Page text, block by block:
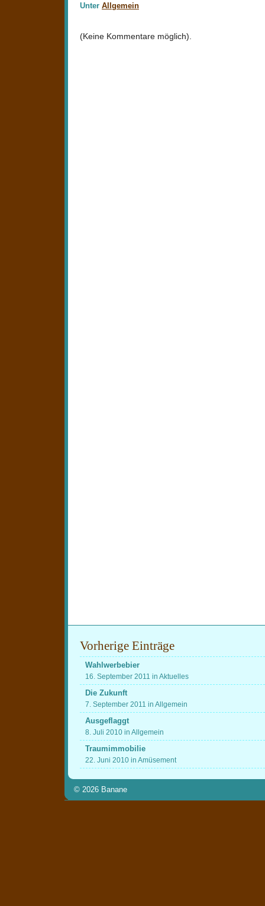
Unter Allgemein
(Keine Kommentare möglich).
Vorherige Einträge
Wahlwerbebier
16. September 2011 in Aktuelles
Die Zukunft
7. September 2011 in Allgemein
Ausgeflaggt
8. Juli 2010 in Allgemein
Traumimmobilie
22. Juni 2010 in Amüsement
© 2026 Banane